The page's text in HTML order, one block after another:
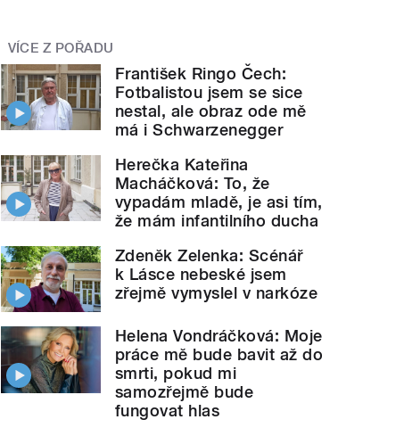
VÍCE Z POŘADU
František Ringo Čech:
Fotbalistou jsem se sice
nestal, ale obraz ode mě
má i Schwarzenegger
Herečka Kateřina
Macháčková: To, že
vypadám mladě, je asi tím,
že mám infantilního ducha
Zdeněk Zelenka: Scénář
k Lásce nebeské jsem
zřejmě vymyslel v narkóze
Helena Vondráčková: Moje
práce mě bude bavit až do
smrti, pokud mi
samozřejmě bude
fungovat hlas